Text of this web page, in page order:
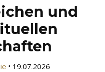
und
• 19.07.2026